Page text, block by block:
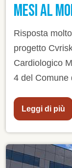
MESI AL
Risposta
progetto
Cardiologico
4 del Comune
Leggi di più